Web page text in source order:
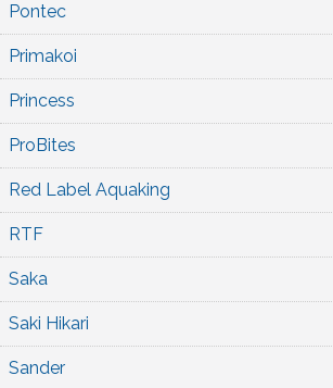
Pontec
Primakoi
Princess
ProBites
Red Label Aquaking
RTF
Saka
Saki Hikari
Sander